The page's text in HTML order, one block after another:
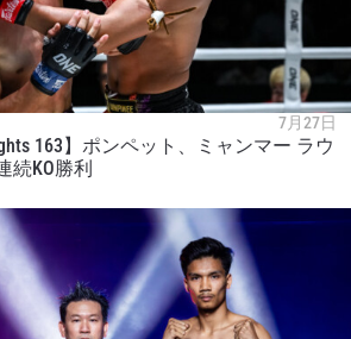
7月27日
163】ポンペット、ミャンマー ラウ
続KO勝利